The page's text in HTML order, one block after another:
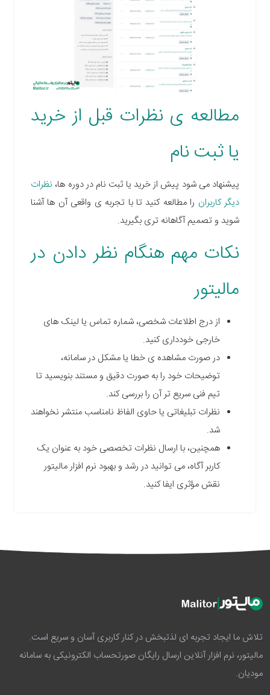
مطالعه ی نظرات قبل از خرید
یا ثبت نام
پیشنهاد می شود پیش از خرید یا ثبت نام در دوره ها، نظرات
دیگر کاربران را مطالعه کنید تا با تجربه ی واقعی آن ها آشنا
شوید و تصمیم آگاهانه تری بگیرید.
نکات مهم هنگام نظر دادن در
مالیتور
از درج اطلاعات شخصی، شماره تماس یا لینک های
خارجی خودداری کنید.
در صورت مشاهده ی خطا یا مشکل در سامانه،
توضیحات خود را به صورت دقیق و مستند بنویسید تا
تیم فنی سریع تر آن را بررسی کند.
نظرات تبلیغاتی یا حاوی الفاظ نامناسب منتشر نخواهند
شد.
همچنین، با ارسال نظرات تخصصی خود به عنوان یک
کاربر آگاه، می توانید در رشد و بهبود نرم افزار مالیتور
نقش مؤثری ایفا کنید.
تلاش ما ایجاد تجربه ای لذتبخش در کنار کاربری آسان و سریع است.
مالیتور، نرم افزار آنلاین ارسال رایگان صورتحساب الکترونیکی به سامانه
مودیان.